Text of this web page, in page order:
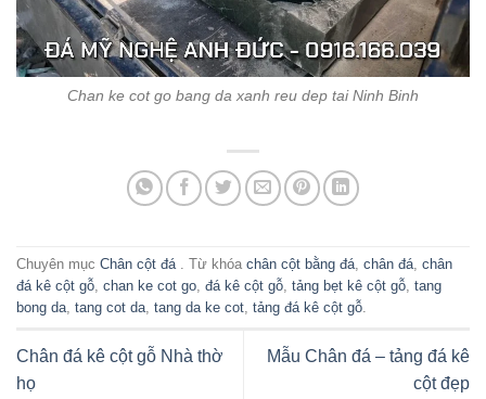
Chan ke cot go bang da xanh reu dep tai Ninh Binh
Chuyên mục Chân cột đá. Từ khóa chân cột bằng đá, chân đá, chân
đá kê cột gỗ, chan ke cot go, đá kê cột gỗ, tảng bẹt kê cột gỗ, tang
bong da, tang cot da, tang da ke cot, tảng đá kê cột gỗ.
Chân đá kê cột gỗ Nhà thờ
họ
Mẫu Chân đá – tảng đá kê
cột đẹp